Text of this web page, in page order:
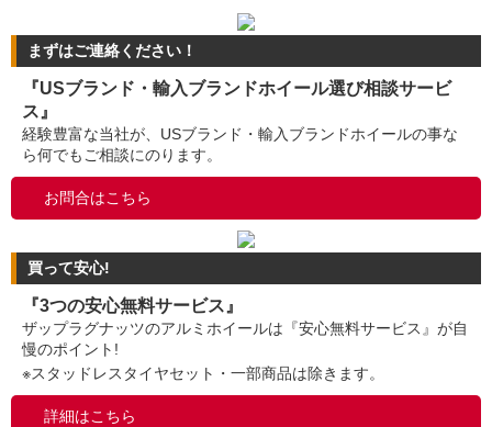
まずはご連絡ください！
『USブランド・輸入ブランドホイール選び相談サービ
ス』
経験豊富な当社が、USブランド・輸入ブランドホイールの事な
ら何でもご相談にのります。
お問合はこちら
買って安心!
『3つの安心無料サービス』
ザップラグナッツのアルミホイールは『安心無料サービス』が自
慢のポイント!
※スタッドレスタイヤセット・一部商品は除きます。
詳細はこちら